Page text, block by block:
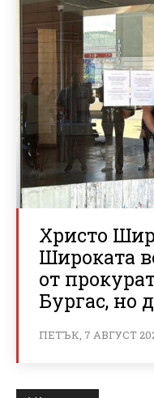
Христо
Широката
от
Бургас, но
ПЕТЪК, 7 АВГУСТ